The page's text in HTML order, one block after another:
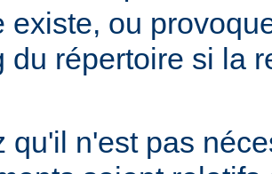
existe, ou
du répertoire si la
qu'il n'est pas